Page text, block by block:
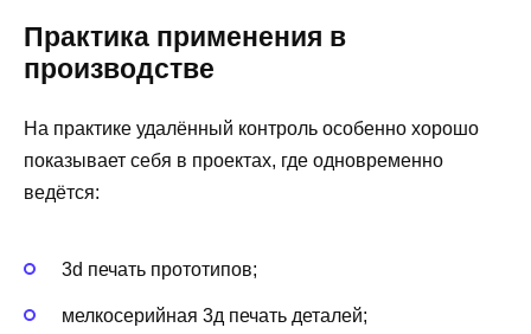
Практика применения в
производстве
На практике удалённый контроль особенно хорошо
показывает себя в проектах, где одновременно
ведётся:
3d печать прототипов;
мелкосерийная 3д печать деталей;